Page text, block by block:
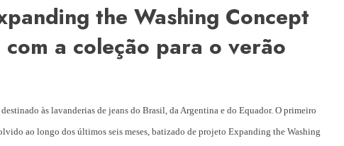
the Washing Concept
a coleção para o verão
às lavanderias de jeans do Brasil, da Argentina e do Equador. O primeiro
ao longo dos últimos seis meses, batizado de projeto Expanding the Washing